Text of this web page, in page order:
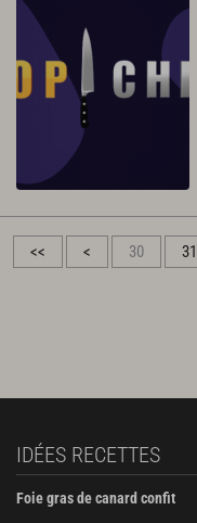
<< < 30 31
IDÉES RECETTES
Foie gras de canard confit